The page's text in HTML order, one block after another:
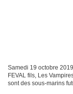
Samedi 19 octobre
FEVAL fils, Les
sont des sous-marins